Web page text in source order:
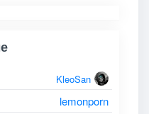
KleoSan
lemonporn